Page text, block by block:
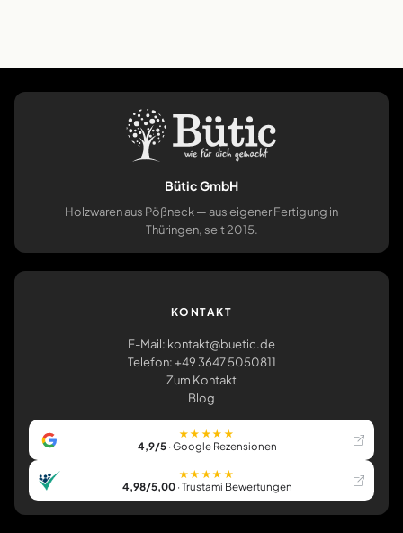
Bütic GmbH
Holzwaren aus Pößneck — aus eigener Fertigung in
Thüringen, seit 2015.
KONTAKT
E-Mail: kontakt@buetic.de
Telefon: +49 3647 5050811
Zum Kontakt
Blog
★★★★★
4,9/5· Google Rezensionen
★★★★★
4,98/5,00· Trustami Bewertungen